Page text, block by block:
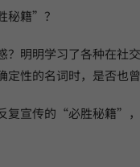
秘籍”？
？明明学习了各种在
性的名词时，是否也曾
复宣传的“必胜秘籍”